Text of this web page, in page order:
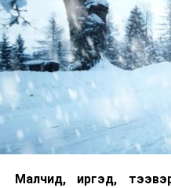
Малчид, иргэд,